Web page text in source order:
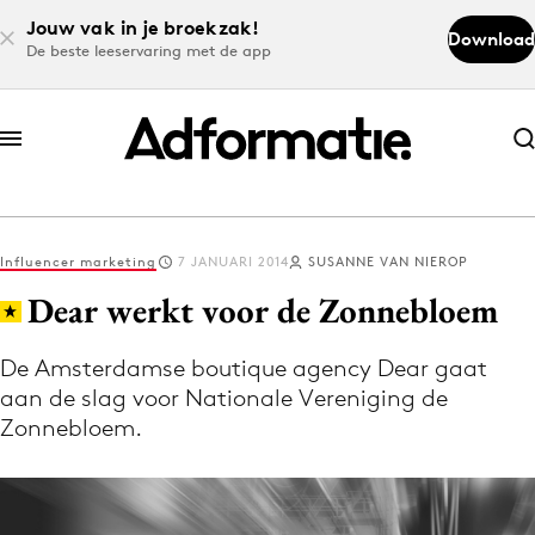
Jouw vak in je broekzak!
De beste leeservaring met de app
Download
Abonneer nu
Abonneer nu
Log in
Download de app
Volg het laatste nieuws via de Adformatie
Influencer marketing 7 JANUARI 2014 SUSANNE VAN NIEROP
Dear werkt voor de Zonnebloem
De Amsterdamse boutique agency Dear gaat
aan de slag voor Nationale Vereniging de
Zonnebloem.